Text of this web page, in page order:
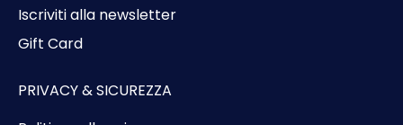
Iscriviti alla newsletter
Gift Card
PRIVACY & SICUREZZA